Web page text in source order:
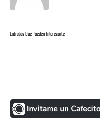
Entradas Que Pueden Interesarte